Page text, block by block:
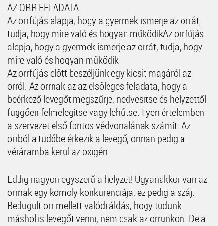
AZ ORR FELADATA
Az orrfújás alapja, hogy a gyermek ismerje az orrát,
tudja, hogy mire való és hogyan működikAz orrfújás
alapja, hogy a gyermek ismerje az orrát, tudja, hogy
mire való és hogyan működik
Az orrfújás előtt beszéljünk egy kicsit magáról az
orról. Az orrnak az az elsőleges feladata, hogy a
beérkező levegőt megszűrje, nedvesítse és helyzettől
függően felmelegítse vagy lehűtse. Ilyen értelemben
a szervezet első fontos védvonalának számít. Az
orrból a tüdőbe érkezik a levegő, onnan pedig a
véráramba kerül az oxigén.
Eddig nagyon egyszerű a helyzet! Ugyanakkor van az
orrnak egy komoly konkurenciája, ez pedig a száj.
Bedugult orr mellett valódi áldás, hogy tudunk
máshol is levegőt venni, nem csak az orrunkon. De a